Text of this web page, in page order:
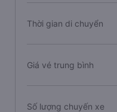
Thời gian di chuyển
Giá vé trung bình
Số lượng chuyến xe